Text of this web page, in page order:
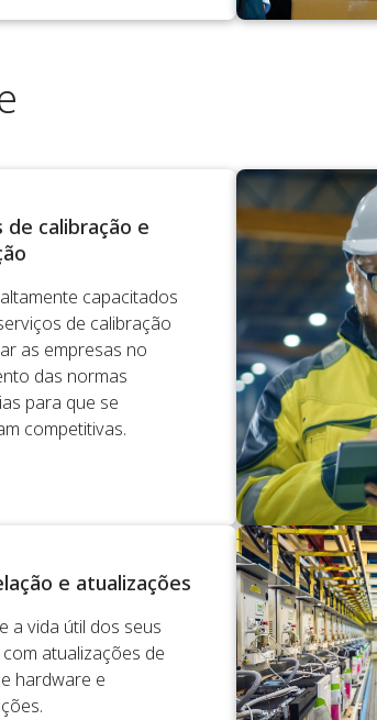
de calibração e
capacitados
de calibração
as empresas no
das normas
para que se
competitivas.
e atualizações
a vida útil dos seus
atualizações de
hardware e